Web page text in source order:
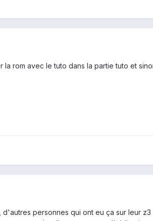
rom avec le tuto dans la partie tuto et
personnes qui ont eu ça sur leur